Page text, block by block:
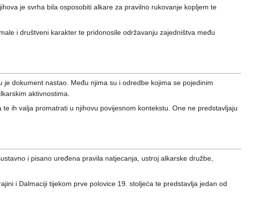
je svrha bila osposobiti alkare za pravilno rukovanje kopljem te
i društveni karakter te pridonosile održavanju zajedništva među
dokument nastao. Među njima su i odredbe kojima se pojedinim
aktivnostima.
ih valja promatrati u njihovu povijesnom kontekstu. One ne predstavljaju
i pisano uređena pravila natjecanja, ustroj alkarske družbe,
i Dalmaciji tijekom prve polovice 19. stoljeća te predstavlja jedan od